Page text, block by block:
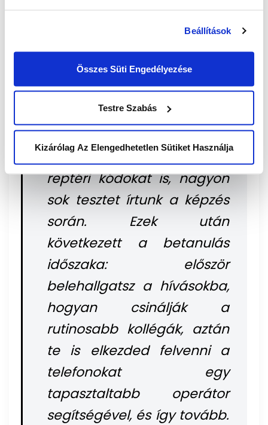
Beállítások
Összes Süti Engedélyezése
Testre Szabás
Kizárólag Az Elengedhetetlen Sütiket Használja
contact center
viszonylatban kifejezetten
hosszúnak számít. Nagyon
sok speciális dolgot meg
kellett tanulnunk, az egyes
rendszerek kezelése mellett
tudnunk kell például a
reptéri kódokat is, nagyon
sok tesztet írtunk a képzés
során. Ezek után
következett a betanulás
időszaka: először
belehallgatsz a hívásokba,
hogyan csinálják a
rutinosabb kollégák, aztán
te is elkezded felvenni a
telefonokat egy
tapasztaltabb operátor
segítségével, és így tovább.